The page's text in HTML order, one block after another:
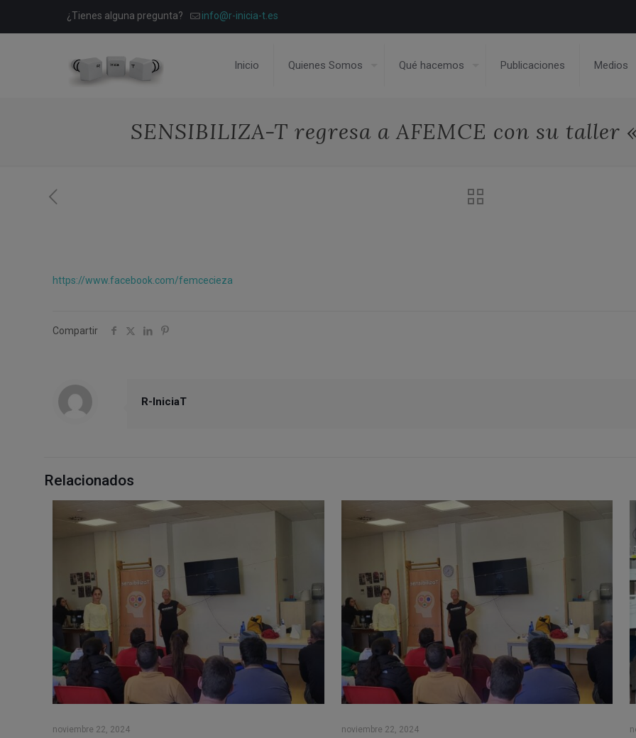
¿Tienes alguna pregunta? info@r-inicia-t.es
Inicio Quienes Somos Qué hacemos Publicaciones Medios
SENSIBILIZA-T regresa a AFEMCE con su taller
https://www.facebook.com/femcecieza
Compartir
R-IniciaT
Relacionados
noviembre 22, 2024 noviembre 22, 2024